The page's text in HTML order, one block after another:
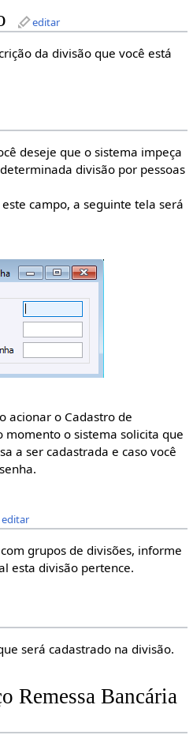
editar
da divisão que você está
deseje que o sistema impeça
divisão por pessoas
campo, a seguinte tela será
acionar o Cadastro de
momento o sistema solicita que
a ser cadastrada e caso você
editar
grupos de divisões, informe
esta divisão pertence.
será cadastrado na divisão.
Remessa Bancária